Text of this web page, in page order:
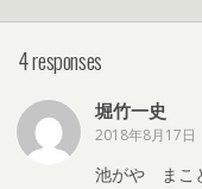
4 responses
堀竹一史
2018年8月17日
池がや まこ